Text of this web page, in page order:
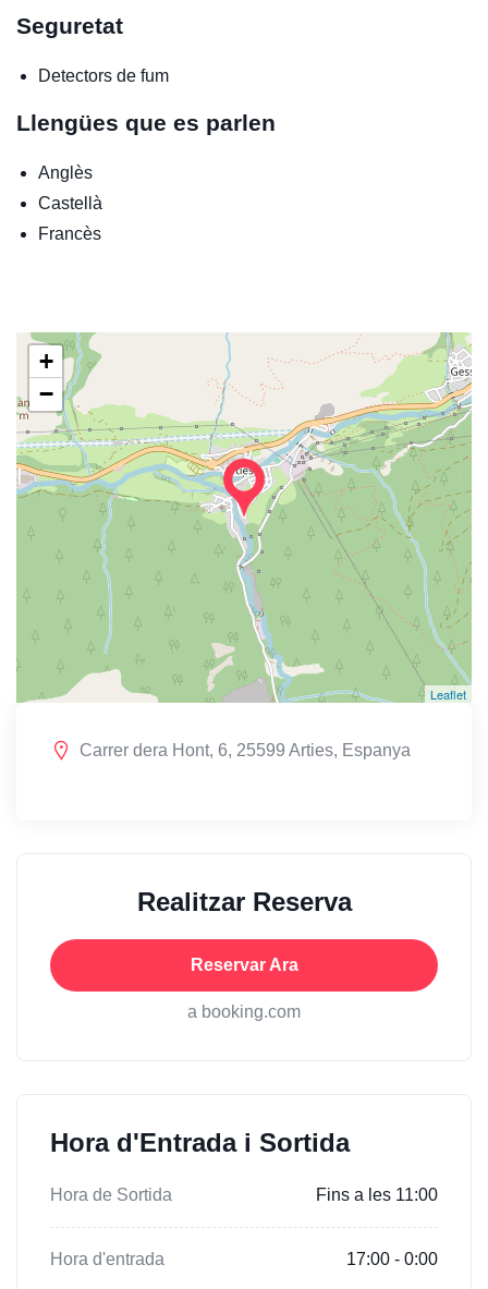
Seguretat
Detectors de fum
Llengües que es parlen
Anglès
Castellà
Francès
+
−
Leaflet
Carrer dera Hont, 6, 25599 Arties, Espanya
Realitzar Reserva
Reservar Ara
a booking.com
Hora d'Entrada i Sortida
Hora de Sortida Fins a les 11:00
Hora d'entrada 17:00 - 0:00